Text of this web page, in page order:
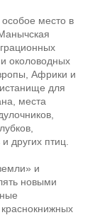
место в
околоводных
Африки и
для
места
других птиц.
и
новыми